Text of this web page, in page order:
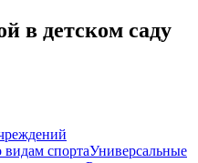
в детском саду
спортаУниверсальные